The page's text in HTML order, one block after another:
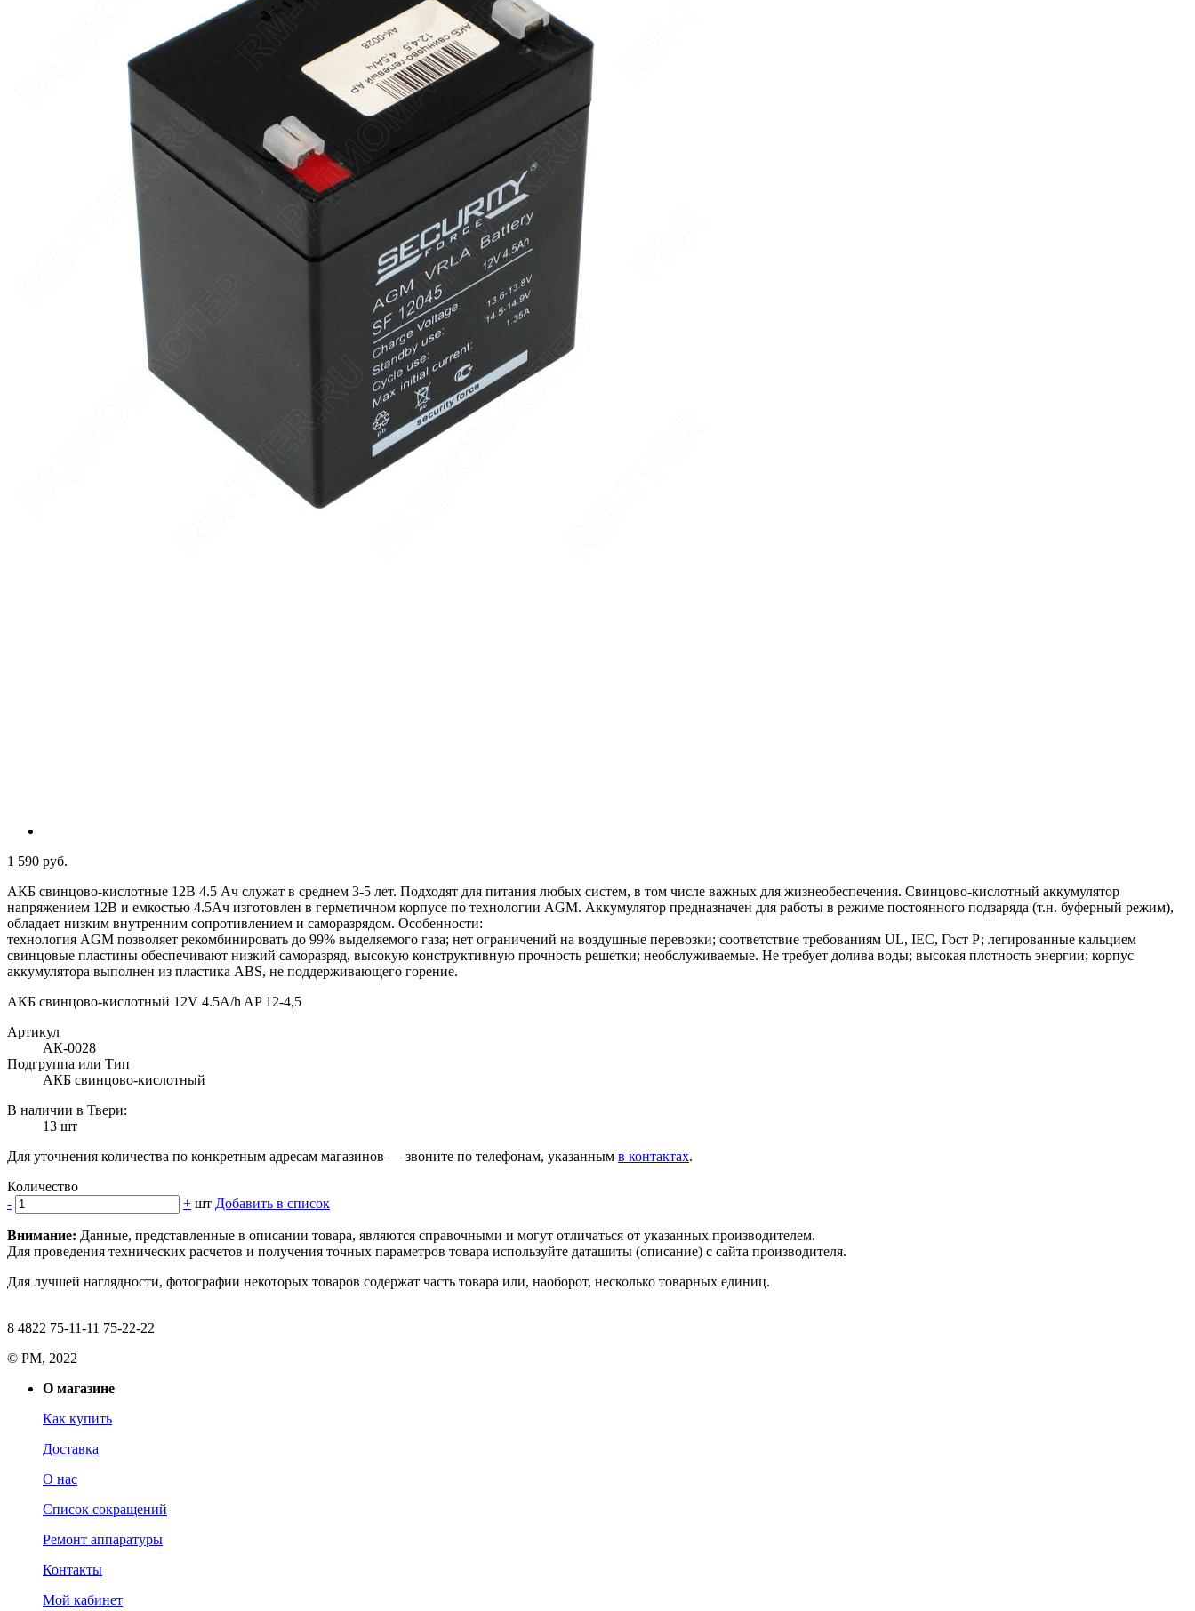
1 590 руб.
АКБ свинцово-кислотные 12В 4.5 Ач служат в среднем 3-5 лет. Подходят для питания любых систем, в том числе важных для жизнеобеспечения. Свинцово-кислотный аккумулятор
напряжением 12В и емкостью 4.5Ач изготовлен в герметичном корпусе по технологии AGM. Аккумулятор предназначен для работы в режиме постоянного подзаряда (т.н. буферный режим),
обладает низким внутренним сопротивлением и саморазрядом. Особенности:
технология AGM позволяет рекомбинировать до 99% выделяемого газа; нет ограничений на воздушные перевозки; соответствие требованиям UL, IEC, Гост Р; легированные кальцием
свинцовые пластины обеспечивают низкий саморазряд, высокую конструктивную прочность решетки; необслуживаемые. Не требует долива воды; высокая плотность энергии; корпус
аккумулятора выполнен из пластика ABS, не поддерживающего горение.
АКБ свинцово-кислотный 12V 4.5A/h AP 12-4,5
Артикул
АК-0028
Подгруппа или Тип
АКБ свинцово-кислотный
В наличии в Твери:
13 шт
Для уточнения количества по конкретным адресам магазинов — звоните по телефонам, указанным в контактах.
Количество
-
+ шт Добавить в список
Внимание: Данные, представленные в описании товара, являются справочными и могут отличаться от указанных производителем.
Для проведения технических расчетов и получения точных параметров товара используйте даташиты (описание) с сайта производителя.
Для лучшей наглядности, фотографии некоторых товаров содержат часть товара или, наоборот, несколько товарных единиц.
8 4822 75-11-11 75-22-22
© РМ, 2022
О магазине
Как купить
Доставка
О нас
Список сокращений
Ремонт аппаратуры
Контакты
Мой кабинет